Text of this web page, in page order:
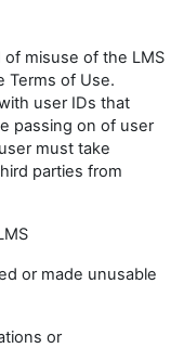
of misuse of the LMS
Terms of Use.
user IDs that
passing on of user
must take
parties from
or made unusable
or